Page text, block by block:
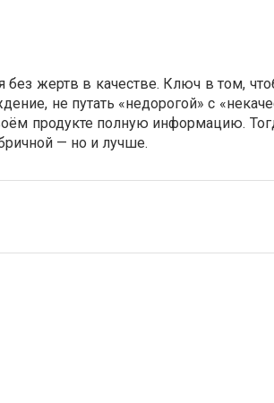
без жертв в качестве. Ключ в том,
не путать «недорогой» с
продукте полную информацию.
— но и лучше.